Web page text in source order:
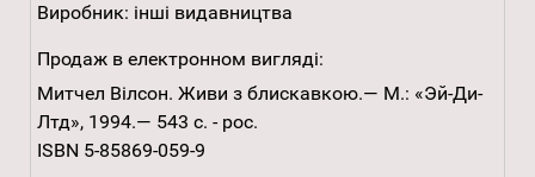
Виробник: інші видавництва
Продаж в електронном вигляді:
Митчел Вілсон. Живи з блискавкою.— М.: «Эй-Ди-
Лтд», 1994.— 543 с. - рос.
ISBN 5-85869-059-9